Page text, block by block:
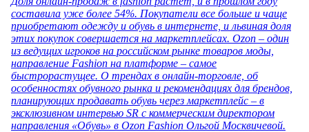
составила уже более 54%. Покупатели все больше и чаще
приобретают одежду и обувь в интернете, и львиная доля
этих покупок совершается на маркетплейсах. Ozon – один
из ведущих игроков на российском рынке товаров моды,
направление Fashion на платформе – самое
быстрорастущее. О трендах в онлайн-торговле, об
особенностях обувного рынка и рекомендациях для брендов,
планирующих продавать обувь через маркетплейс – в
эксклюзивном интервью SR с коммерческим директором
направления «Обувь» в Ozon Fashion Ольгой Москвичевой.